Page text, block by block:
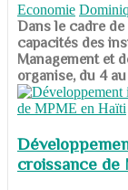
Economie
Dans le cadre
capacités des
Management et
organise, du 4
croissance de